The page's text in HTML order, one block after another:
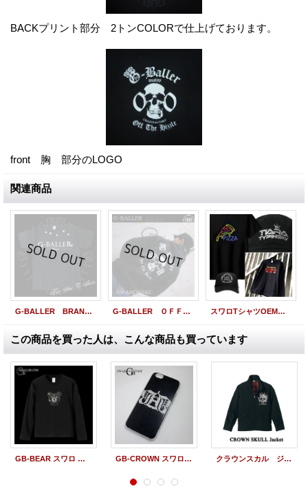
BACKプリント部分 2トンCOLORで仕上げております。
front 胸 部分のLOGO
関連商品
G-BALLER BRAND Ｏｒｉｇｉｎａｌ ＦＩＶE ＳＴＡＲ Diamond T-SHIRT G-BALLER ＯＦＦＩＣＥ Original Gb Skull CROWN hood/ スカル クラウン クロムリング パーカー フード スワロTシャツOEM【SWAROVSKI / PRINT ORDER〜スワロフスキー加工・プリントオーダー〜】デザイン・ロゴ制作も承ります！
この商品を買った人は、こんな商品も買っています
GB-BEAR スワロ ロングスリーブシャツ G-BALLERブランド GB-CROWN スワロフスキー iPhoneケース クラウンスカル ジャケット CROWN SKULL Jacket